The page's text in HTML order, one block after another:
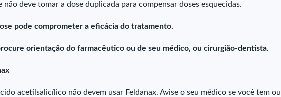
não deve tomar a dose duplicada para compensar doses esquecidas.
pode comprometer a eficácia do tratamento.
orientação do farmacêutico ou de seu médico, ou cirurgião-dentista.
acetilsalicílico não devem usar Feldanax. Avise o seu médico se você tem ou